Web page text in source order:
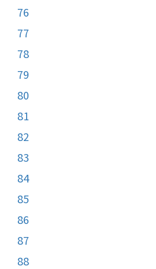
76
77
78
79
80
81
82
83
84
85
86
87
88